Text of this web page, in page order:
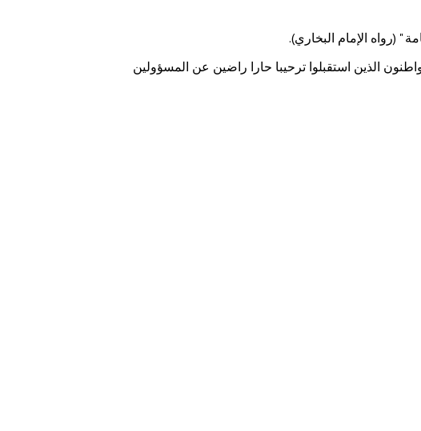
" (رواه الإمام البخاري).
الذين استقبلوا ترحيبا حارا راضين عن المسؤولين